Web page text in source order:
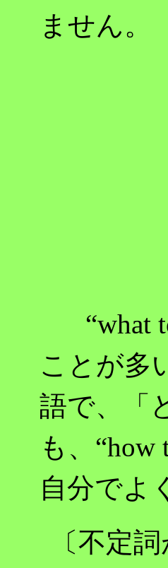
ません。
“what
ことが多
語で、「
も、
自分でよ
〔不定